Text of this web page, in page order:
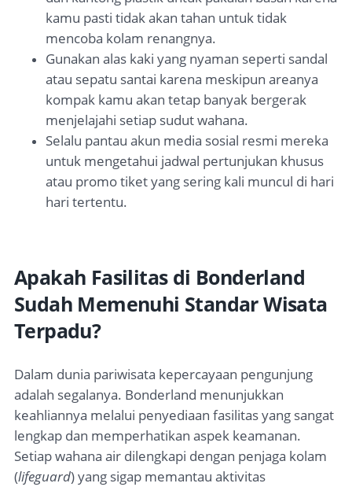
kamu pasti tidak akan tahan untuk tidak
mencoba kolam renangnya.
Gunakan alas kaki yang nyaman seperti sandal
atau sepatu santai karena meskipun areanya
kompak kamu akan tetap banyak bergerak
menjelajahi setiap sudut wahana.
Selalu pantau akun media sosial resmi mereka
untuk mengetahui jadwal pertunjukan khusus
atau promo tiket yang sering kali muncul di hari
hari tertentu.
Apakah Fasilitas di Bonderland
Sudah Memenuhi Standar Wisata
Terpadu?
Dalam dunia pariwisata kepercayaan pengunjung
adalah segalanya. Bonderland menunjukkan
keahliannya melalui penyediaan fasilitas yang sangat
lengkap dan memperhatikan aspek keamanan.
Setiap wahana air dilengkapi dengan penjaga kolam
(lifeguard) yang sigap memantau aktivitas